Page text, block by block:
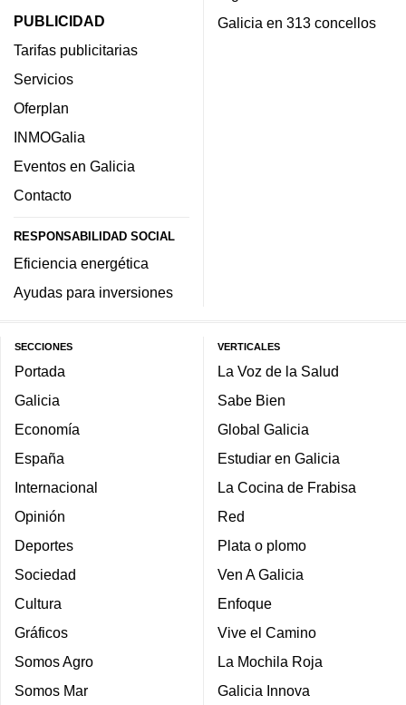
PUBLICIDAD
Tarifas publicitarias
Servicios
Oferplan
INMOGalia
Eventos en Galicia
Contacto
RESPONSABILIDAD SOCIAL
Eficiencia energética
Ayudas para inversiones
Galicia en 313 concellos
SECCIONES
Portada
Galicia
Economía
España
Internacional
Opinión
Deportes
Sociedad
Cultura
Gráficos
Somos Agro
Somos Mar
VERTICALES
La Voz de la Salud
Sabe Bien
Global Galicia
Estudiar en Galicia
La Cocina de Frabisa
Red
Plata o plomo
Ven A Galicia
Enfoque
Vive el Camino
La Mochila Roja
Galicia Innova